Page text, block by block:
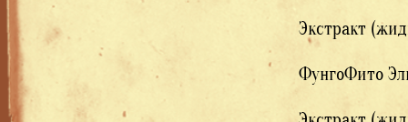
Экстракт
ФунгоФито